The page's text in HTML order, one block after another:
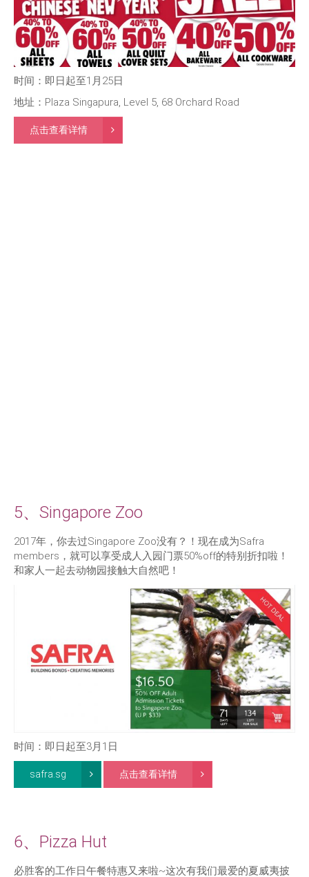
时间：即日起至1月25日
地址：Plaza Singapura, Level 5, 68 Orchard Road
点击查看详情
5、Singapore Zoo
2017年，你去过Singapore Zoo没有？！现在成为Safra
members，就可以享受成人入园门票50%off的特别折扣啦！
和家人一起去动物园接触大自然吧！
时间：即日起至3月1日
safra.sg 点击查看详情
6、Pizza Hut
必胜客的工作日午餐特惠又来啦~这次有我们最爱的夏威夷披